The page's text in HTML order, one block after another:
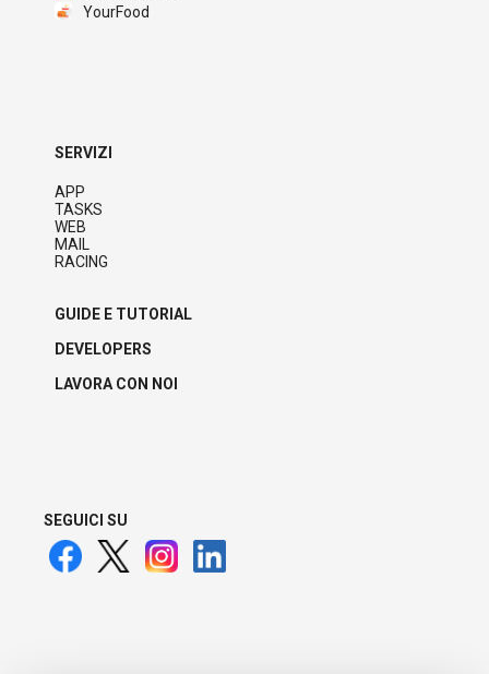
YourFood
SERVIZI
APP
TASKS
WEB
MAIL
RACING
GUIDE E TUTORIAL
DEVELOPERS
LAVORA CON NOI
SEGUICI SU